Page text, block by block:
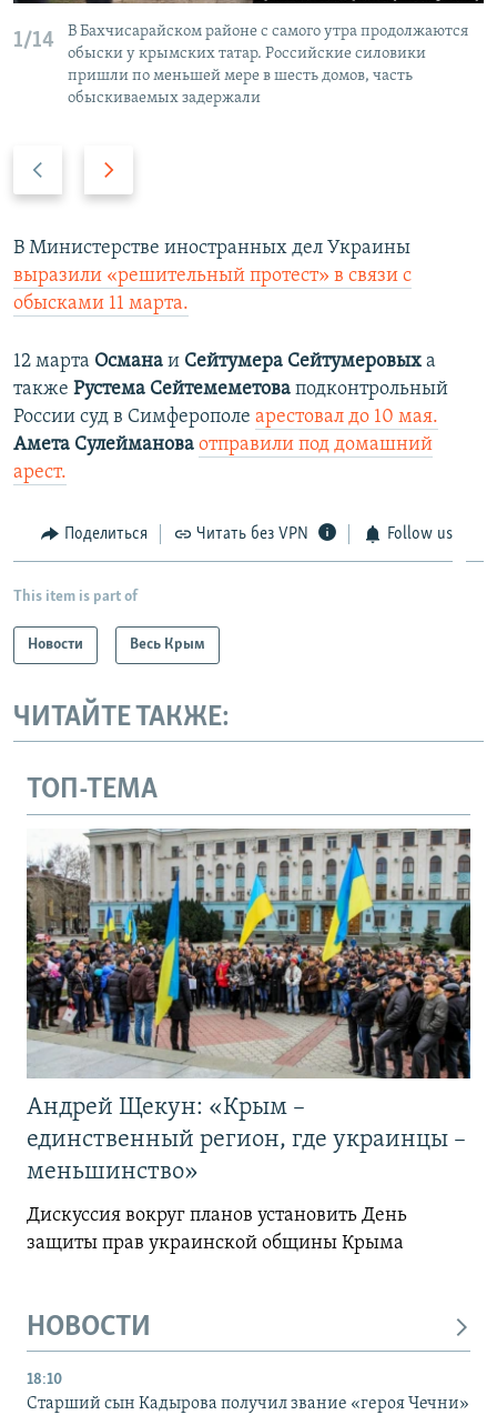
1/14
В Бахчисарайском районе с самого утра продолжаются
обыски у крымских татар. Российские силовики
пришли по меньшей мере в шесть домов, часть
обыскиваемых задержали
д
ы
д
щ
и
й
с
л
а
д
у
ю
и
й
с
л
В Министерстве иностранных дел Украины
выразили «решительный протест» в связи с
обысками 11 марта.
12 марта Османа и Сейтумера Сейтумеровых а
также Рустема Сейтемеметова подконтрольный
России суд в Симферополе арестовал до 10 мая.
Амета Сулейманова отправили под домашний
арест.
Поделиться Читать без VPN Follow us
This item is part of
Новости Весь Крым
ЧИТАЙТЕ ТАКЖЕ:
ТОП-ТЕМА
Андрей Щекун: «Крым –
единственный регион, где украинцы –
меньшинство»
Дискуссия вокруг планов установить День
защиты прав украинской общины Крыма
НОВОСТИ
18:10
Старший сын Кадырова получил звание «героя Чечни»